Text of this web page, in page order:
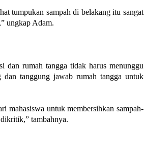
tumpukan sampah di belakang itu sangat
ungkap Adam.
dan rumah tangga tidak harus menunggu
dan tanggung jawab rumah tangga untuk
mahasiswa untuk membersihkan sampah-
tambahnya.